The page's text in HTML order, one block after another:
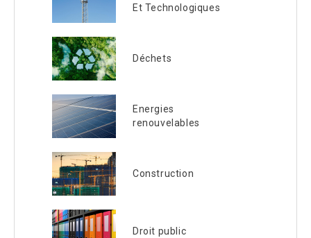
Et Technologiques
Déchets
Energies
renouvelables
Construction
Droit public